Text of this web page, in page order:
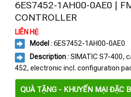
6ES7452-1AH00-0AE0 |
CONTROLLER
LIÊN HỆ
Model : 6ES7452-1AH00-0AE0
Description: SIMATIC S7-400,
452, electronic incl. configuration
QUÀ TẶNG - KHUYẾN MẠI ĐẶC